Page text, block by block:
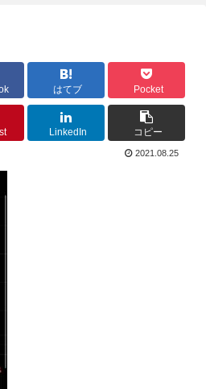
はてブ Pocket
LinkedIn コピー
2021.08.25